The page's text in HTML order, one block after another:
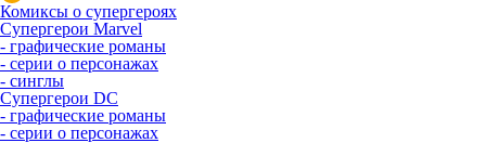
Комиксы о супергероях
Супергерои Marvel
- графические романы
- серии о персонажах
- синглы
Супергерои DC
- графические романы
- серии о персонажах